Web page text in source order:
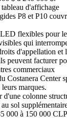
d'affichage
P8 et P10
flexibles pour
qui
d'appellation
peuvent facturer
commerciaux
Costanera
marques.
d'une colonne
sol
000 à 150 000